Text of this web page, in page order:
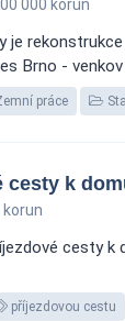
000 korun
je
Brno -
práce
k
korun
cesty
příjezdovou cestu